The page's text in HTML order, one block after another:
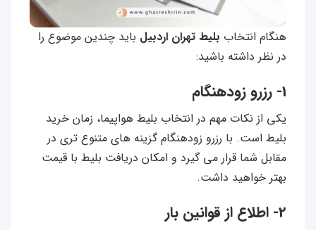
هنگام انتخاب بلیط تهران اردبیل باید چندین موضوع را
در نظر داشته باشید:
1- رزرو زودهنگام
یکی از نکات مهم در انتخاب بلیط هواپیما، زمان خرید
بلیط است. با رزرو زودهنگام گزینه های متنوع تری در
مقابل شما قرار می گیرد و امکان دریافت بلیط با قیمت
بهتر خواهید داشت.
2- اطلاع از قوانین بار